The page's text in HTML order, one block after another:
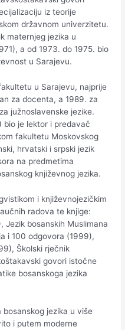
iz teorije
državnom univerzitetu.
maternjeg jezika u
a od 1973. do 1975. bio
u Sarajevu.
u Sarajevu, najprije
za docenta, a 1989. za
južnoslavenske jezike.
bio je lektor i predavač
fakultetu Moskovskog
hrvatski i srpski jezik
na predmetima
književnog jezika.
i književnojezičkim
radova te knjige:
Jezik bosanskih Muslimana
i 100 odgovora (1999),
Školski rječnik
govori istočne
bosanskoga jezika
bosanskog jezika u više
i putem moderne